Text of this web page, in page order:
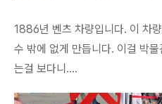
1886년 벤츠 차량입니다. 이 차
수 밖에 없게 만듭니다. 이걸 박
는걸 보다니....